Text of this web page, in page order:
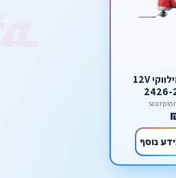
מולטיטול נטען מילווקי 12V
דגם 2426-20
נוסף